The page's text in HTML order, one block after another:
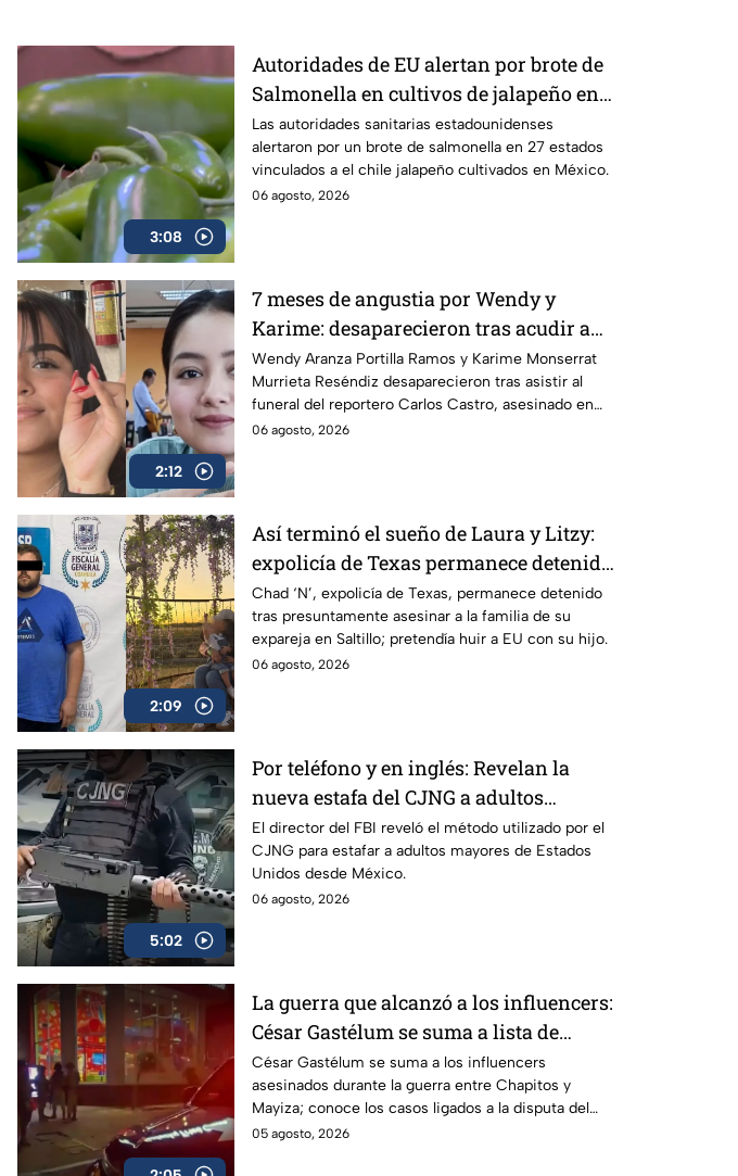
3:08
Autoridades de EU alertan por brote de
Salmonella en cultivos de jalapeño en
México
Las autoridades sanitarias estadounidenses
alertaron por un brote de salmonella en 27 estados
vinculados a el chile jalapeño cultivados en México.
06 agosto, 2026
2:12
7 meses de angustia por Wendy y
Karime: desaparecieron tras acudir a
funeral de reportero en Veracruz
Wendy Aranza Portilla Ramos y Karime Monserrat
Murrieta Reséndiz desaparecieron tras asistir al
funeral del reportero Carlos Castro, asesinado en
Poza Rica, Veracruz.
06 agosto, 2026
2:09
Así terminó el sueño de Laura y Litzy:
expolicía de Texas permanece detenido
por multihomicidio en Saltillo
Chad ‘N’, expolicía de Texas, permanece detenido
tras presuntamente asesinar a la familia de su
expareja en Saltillo; pretendía huir a EU con su hijo.
06 agosto, 2026
5:02
Por teléfono y en inglés: Revelan la
nueva estafa del CJNG a adultos
mayores de Estados Unidos
El director del FBI reveló el método utilizado por el
CJNG para estafar a adultos mayores de Estados
Unidos desde México.
06 agosto, 2026
La guerra que alcanzó a los influencers:
César Gastélum se suma a lista de
asesinados entre guerra de Chapitos-
Mayiza
César Gastélum se suma a los influencers
asesinados durante la guerra entre Chapitos y
Mayiza; conoce los casos ligados a la disputa del
Cártel de Sinaloa.
05 agosto, 2026